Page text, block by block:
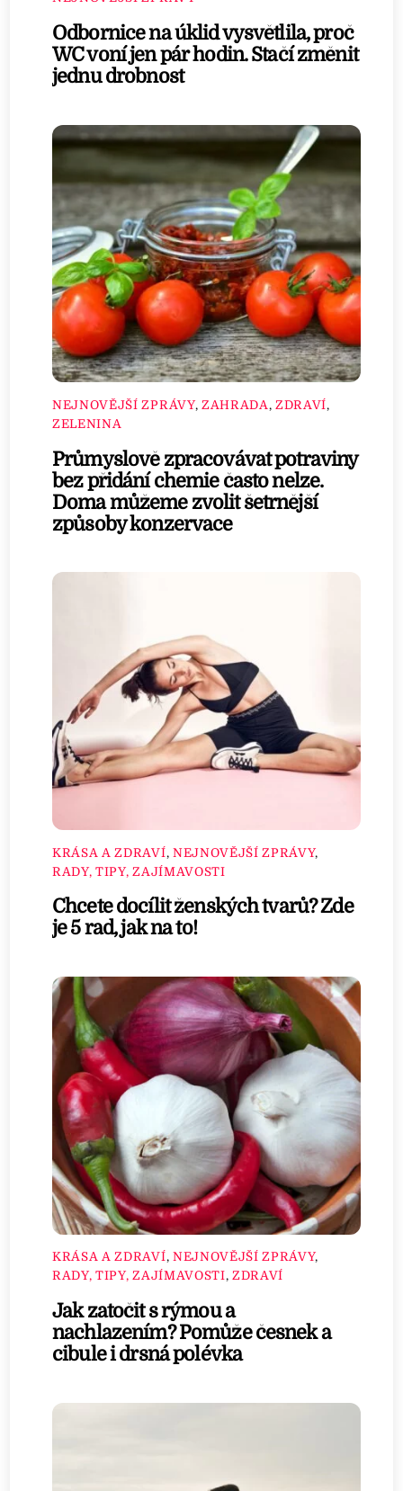
Odbornice na úklid vysvětlila, proč
WC voní jen pár hodin. Stačí změnit
jednu drobnost
NEJNOVĚJŠÍ ZPRÁVY, ZAHRADA , ZDRAVÍ,
ZELENINA
Průmyslově zpracovávat potraviny
bez přidání chemie často nelze.
Doma můžeme zvolit šetrnější
způsoby konzervace
KRÁSA A ZDRAVÍ, NEJNOVĚJŠÍ ZPRÁVY,
RADY, TIPY, ZAJÍMAVOSTI
Chcete docílit ženských tvarů? Zde
je 5 rad, jak na to!
KRÁSA A ZDRAVÍ, NEJNOVĚJŠÍ ZPRÁVY,
RADY, TIPY, ZAJÍMAVOSTI, ZDRAVÍ
Jak zatočit s rýmou a
nachlazením? Pomůže česnek a
cibule i drsná polévka